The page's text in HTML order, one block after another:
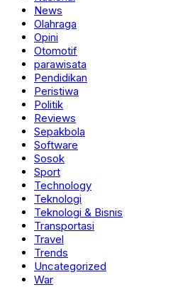
News
Olahraga
Opini
Otomotif
parawisata
Pendidikan
Peristiwa
Politik
Reviews
Sepakbola
Software
Sosok
Sport
Technology
Teknologi
Teknologi & Bisnis
Transportasi
Travel
Trends
Uncategorized
War